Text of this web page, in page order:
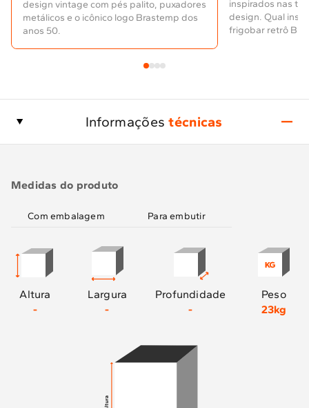
design vintage com pés palito, puxadores
metálicos e o icônico logo Brastemp dos
anos 50.
inspirados nas
design. Qual inspira
frigobar retrô
Informaçõestécnicas
Medidas do produto
Com embalagem Para embutir
Altura
-
Largura
-
Profundidade
-
Peso
23kg